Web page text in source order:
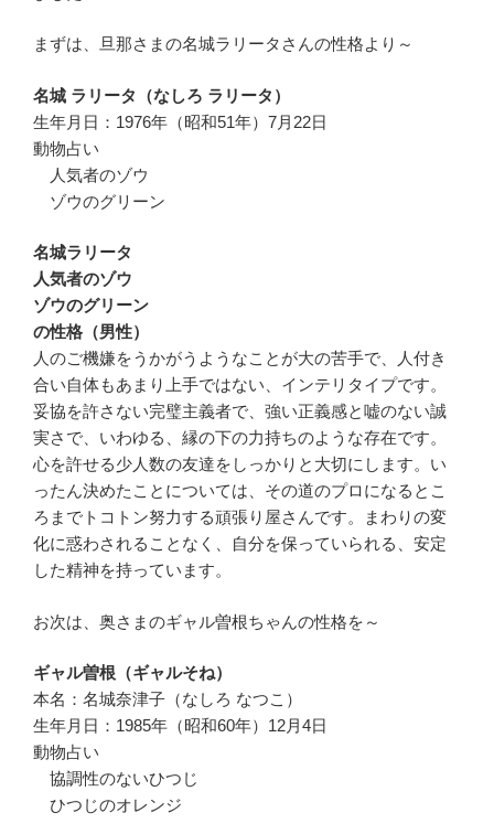
まずは、旦那さまの名城ラリータさんの性格より～
名城 ラリータ（なしろ ラリータ）
生年月日：1976年（昭和51年）7月22日
動物占い
人気者のゾウ
ゾウのグリーン
名城ラリータ
人気者のゾウ
ゾウのグリーン
の性格（男性）
人のご機嫌をうかがうようなことが大の苦手で、人付き
合い自体もあまり上手ではない、インテリタイプです。
妥協を許さない完璧主義者で、強い正義感と嘘のない誠
実さで、いわゆる、縁の下の力持ちのような存在です。
心を許せる少人数の友達をしっかりと大切にします。い
ったん決めたことについては、その道のプロになるとこ
ろまでトコトン努力する頑張り屋さんです。まわりの変
化に惑わされることなく、自分を保っていられる、安定
した精神を持っています。
お次は、奥さまのギャル曽根ちゃんの性格を～
ギャル曽根（ギャルそね）
本名：名城奈津子（なしろ なつこ）
生年月日：1985年（昭和60年）12月4日
動物占い
協調性のないひつじ
ひつじのオレンジ